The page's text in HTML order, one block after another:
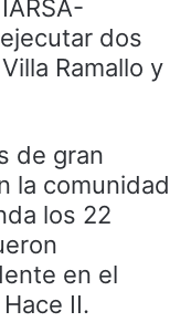
dos
Ramallo y
de gran
la comunidad
los 22
en el
II.